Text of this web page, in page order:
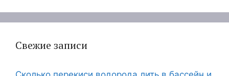
Свежие записи